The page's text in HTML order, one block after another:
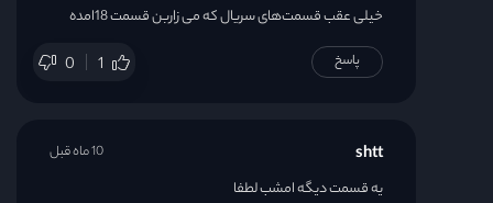
خیلی عقب قسمت‌های سریال که می زاربن قسمت 18امده
0 1 پاسخ
shtt
یه قسمت دیگه امشب لطفا
10 ماه قبل